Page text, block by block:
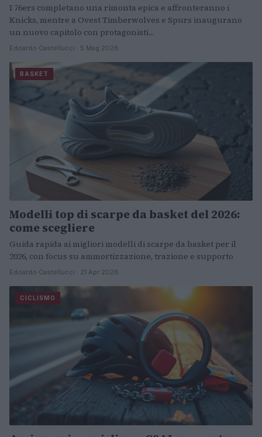
I 76ers completano una rimonta epica e affronteranno i
Knicks, mentre a Ovest Timberwolves e Spurs inaugurano
un nuovo capitolo con protagonisti…
Edoardo Castellucci · 5 Mag 2026
BASKET
Modelli top di scarpe da basket del 2026:
come scegliere
Guida rapida ai migliori modelli di scarpe da basket per il
2026, con focus su ammortizzazione, trazione e supporto
Edoardo Castellucci · 21 Apr 2026
CICLISMO